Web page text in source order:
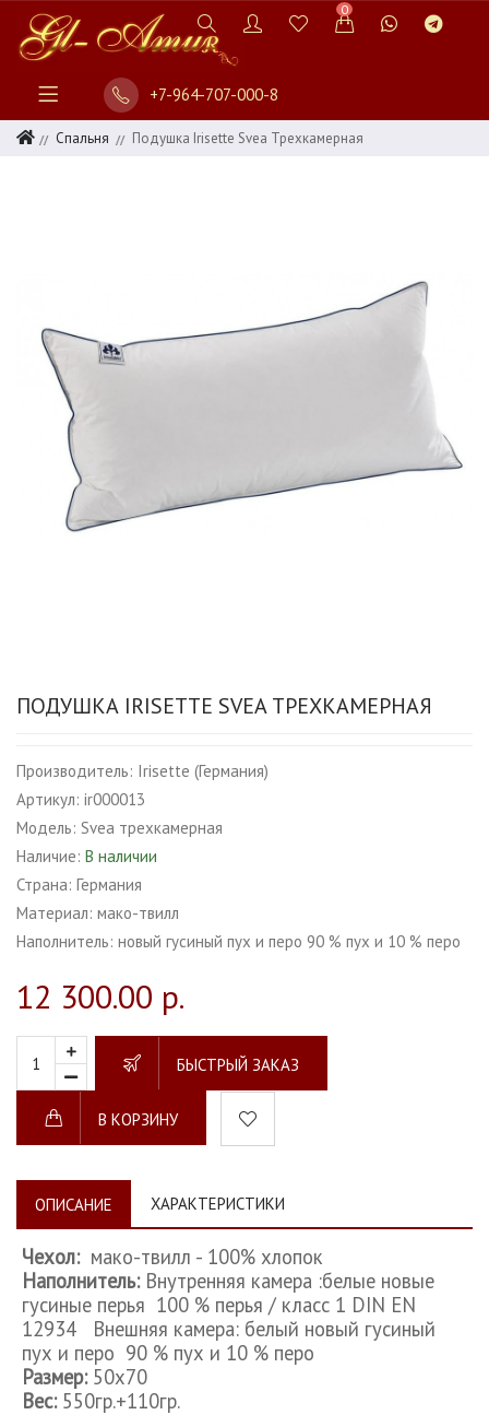
0
+7-964-707-000-8
Спальня Подушка Irisette Svea Трехкамерная
ПОДУШКА IRISETTE SVEA ТРЕХКАМЕРНАЯ
Производитель: Irisette (Германия)
Артикул: ir000013
Модель: Svea трехкамерная
Наличие: В наличии
Страна: Германия
Материал: мако-твилл
Наполнитель: новый гусиный пух и перо 90 % пух и 10 % перо
12 300.00 р.
БЫСТРЫЙ ЗАКАЗ
В КОРЗИНУ
ОПИСАНИЕ ХАРАКТЕРИСТИКИ
Чехол:мако-твилл - 100% хлопок
Наполнитель:Внутренняя камера :белые новые
гусиные перья 100 % перья / класс 1 DIN EN
12934 Внешняя камера: белый новый гусиный
пух и перо 90 % пух и 10 % перо
Размер: 50х70
Вес:550гр.+110гр.